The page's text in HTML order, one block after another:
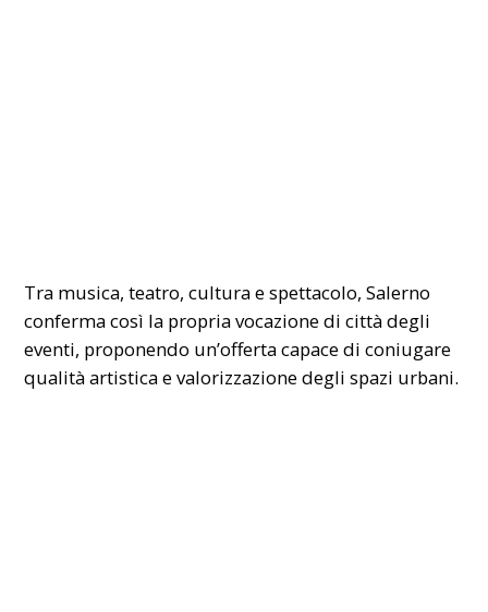
Tra musica, teatro, cultura e spettacolo, Salerno
conferma così la propria vocazione di città degli
eventi, proponendo un’offerta capace di coniugare
qualità artistica e valorizzazione degli spazi urbani.